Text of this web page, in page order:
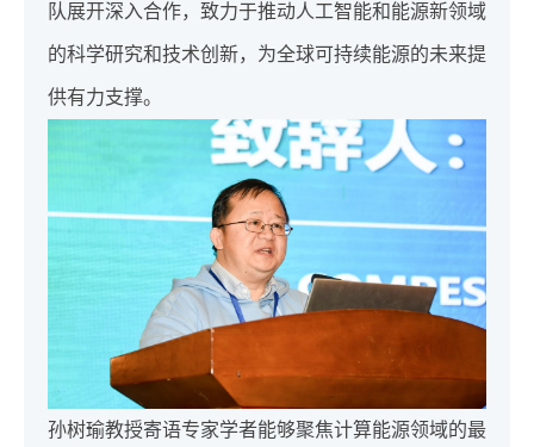
队展开深入合作，致力于推动人工智能和能源新领域
的科学研究和技术创新，为全球可持续能源的未来提
供有力支撑。
孙树瑜教授寄语专家学者能够聚焦计算能源领域的最